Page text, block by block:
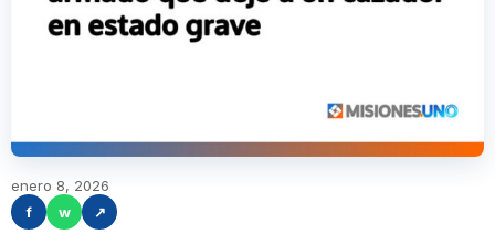
enero 8, 2026
f
w ↗